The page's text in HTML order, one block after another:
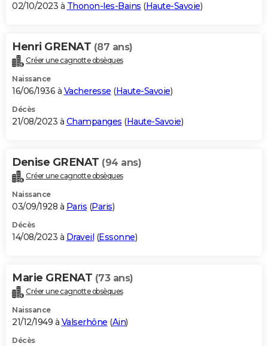
02/10/2023 à Thonon-les-Bains (Haute-Savoie)
Henri GRENAT (87 ans)
Créer une cagnotte obsèques
Naissance
16/06/1936 à Vacheresse (Haute-Savoie)
Décès
21/08/2023 à Champanges (Haute-Savoie)
Denise GRENAT (94 ans)
Créer une cagnotte obsèques
Naissance
03/09/1928 à Paris (Paris)
Décès
14/08/2023 à Draveil (Essonne)
Marie GRENAT (73 ans)
Créer une cagnotte obsèques
Naissance
21/12/1949 à Valserhône (Ain)
Décès